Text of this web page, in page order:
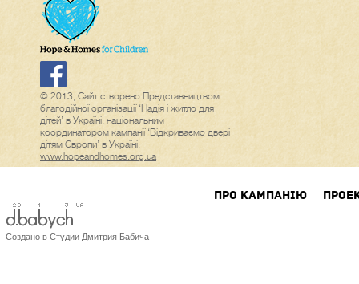
© 2013, Сайт створено Представництвом
благодійної організації ‘Надія і житло для
дітей’ в Україні, національним
координатором кампанії ‘Відкриваємо двері
дітям Європи’ в Україні,
www.hopeandhomes.org.ua
ПРО КАМПАНIЮ
Создано в Студии Дмитрия Бабича